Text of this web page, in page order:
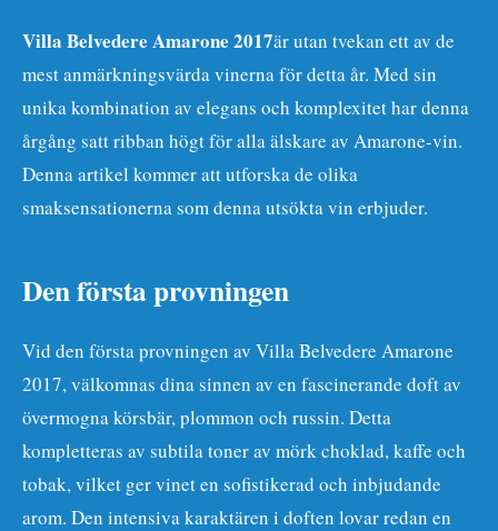
Villa Belvedere Amarone 2017är utan tvekan ett av de
mest anmärkningsvärda vinerna för detta år. Med sin
unika kombination av elegans och komplexitet har denna
årgång satt ribban högt för alla älskare av Amarone-vin.
Denna artikel kommer att utforska de olika
smaksensationerna som denna utsökta vin erbjuder.
Den första provningen
Vid den första provningen av Villa Belvedere Amarone
2017, välkomnas dina sinnen av en fascinerande doft av
övermogna körsbär, plommon och russin. Detta
kompletteras av subtila toner av mörk choklad, kaffe och
tobak, vilket ger vinet en sofistikerad och inbjudande
arom. Den intensiva karaktären i doften lovar redan en